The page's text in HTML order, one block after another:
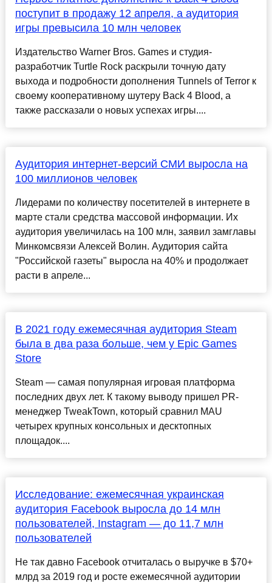
поступит в продажу 12 апреля, а аудитория
игры превысила 10 млн человек
Издательство Warner Bros. Games и студия-
разработчик Turtle Rock раскрыли точную дату
выхода и подробности дополнения Tunnels of Terror к
своему кооперативному шутеру Back 4 Blood, а
также рассказали о новых успехах игры....
Аудитория интернет-версий СМИ выросла на
100 миллионов человек
Лидерами по количеству посетителей в интернете в
марте стали средства массовой информации. Их
аудитория увеличилась на 100 млн, заявил замглавы
Минкомсвязи Алексей Волин. Аудитория сайта
"Российской газеты" выросла на 40% и продолжает
расти в апреле...
В 2021 году ежемесячная аудитория Steam
была в два раза больше, чем у Epic Games
Store
Steam — самая популярная игровая платформа
последних двух лет. К такому выводу пришел PR-
менеджер TweakTown, который сравнил MAU
четырех крупных консольных и десктопных
площадок....
Исследование: ежемесячная украинская
аудитория Facebook выросла до 14 млн
пользователей, Instagram — до 11,7 млн
пользователей
Не так давно Facebook отчиталась о выручке в $70+
млрд за 2019 год и росте ежемесячной аудитории